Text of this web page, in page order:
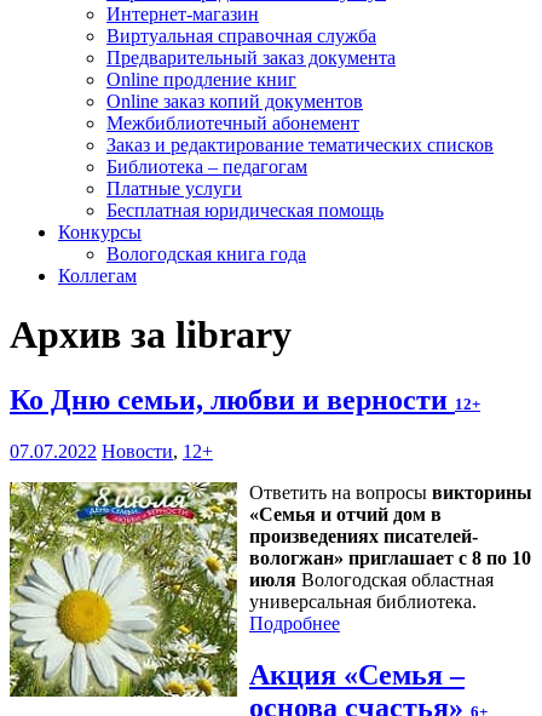
Интернет-магазин
Виртуальная справочная служба
Предварительный заказ документа
Online продление книг
Online заказ копий документов
Межбиблиотечный абонемент
Заказ и редактирование тематических списков
Библиотека – педагогам
Платные услуги
Бесплатная юридическая помощь
Конкурсы
Вологодская книга года
Коллегам
Архив за library
Ко Дню семьи, любви и верности 12+
07.07.2022 Новости, 12+
Ответить на вопросы викторины
«Семья и отчий дом в
произведениях писателей-
вологжан» приглашает с 8 по 10
июля Вологодская областная
универсальная библиотека.
Подробнее
Акция «Семья –
основа счастья» 6+